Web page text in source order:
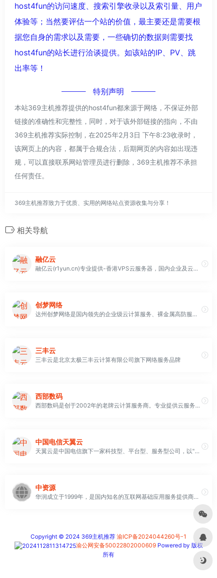
host4fun的访问速度、搜索引擎收录以及索引量、用户
体验等；当然要评估一个站的价值，最主要还是需要根
据您自身的需求以及需要，一些确切的数据则需要找
host4fun的站长进行洽谈提供。如该站的IP、PV、跳
出率等！
特别声明
本站369主机推荐提供的host4fun都来源于网络，不保证外部
链接的准确性和完整性，同时，对于该外部链接的指向，不由
369主机推荐实际控制，在2025年2月3日 下午8:23收录时，
该网页上的内容，都属于合规合法，后期网页的内容如出现违
规，可以直接联系网站管理员进行删除，369主机推荐不承担
任何责任。
369主机推荐致力于优质、实用的网络站点资源收集与分享！
相关导航
融亿云
融亿云(r1yun.cn)专业提供-香港VPS云服务器，国内企业及云服务器租用,SSL证书,域名注册,CDN加速,云储存,企业建站等互联网解决方案,弹性灵活,轻松助力企业及个人云端创业部署
创梦网络
达州创梦网络是国内领先的企业级云计算服务、裸金属高防服务器提供商。专注公有云技术研发，主要面向广大开发者、政企用户、金融机构等，提供基于智能云服务器的全方位云计算解决方案，为用户提供可信赖的企业级公有云服务。
三丰云
三丰云是北京太极三丰云计算有限公司旗下网络服务品牌
西部数码
西部数码是创于2002年的老牌云计算服务商。专业提供云服务器、虚拟主机、域名注册、企业邮箱等,50余万个虚拟主机网站及1000余万个域名用户的共同选择！免费备案，7x24小时售后支持，助企业无忧上云。
中国电信天翼云
天翼云是中国电信旗下一家科技型、平台型、服务型公司，以"云网融合、安全可信、专享定制"三大优势向客户提供公有云、私有云、专属云、混合云、边缘云、全栈云服务，满足政府及企业数字化转型需求。
中资源
华润成立于1999年，是国内知名的互联网基础应用服务提供商，公司总部位于厦门软件园二期，在北京、上海、广州等城市设有办事处。十多年来，华润已为上百万家企事业单位提供了全方位、多层次的互联网应用服务和解决方案。在域名注册、虚拟主机、企业邮箱、SSL证书、云服务器、企业网站建设、营销服务等领域取得了卓越的成绩
Copyright © 2024 369主机推荐 渝ICP备2024044260号-1
渝公网安备50022802000609Powered by 版权
所有